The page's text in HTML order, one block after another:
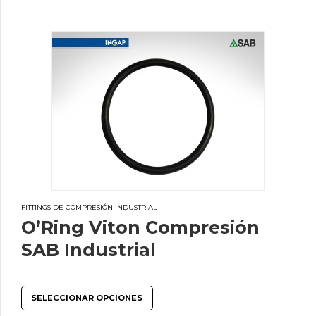
FITTINGS DE COMPRESIÓN INDUSTRIAL
O’Ring Viton Compresión
SAB Industrial
SELECCIONAR OPCIONES